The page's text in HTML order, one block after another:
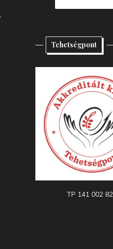
Tehetségpont
TP 141 002